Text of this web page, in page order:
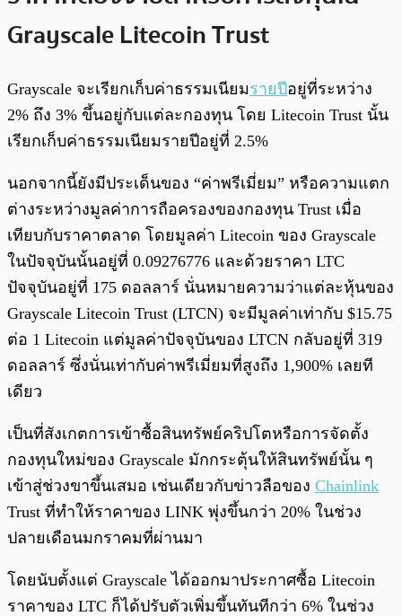
Grayscale Litecoin Trust
Grayscale จะเรียกเก็บค่าธรรมเนียมรายปีอยู่ที่ระหว่าง
2% ถึง 3% ขึ้นอยู่กับแต่ละกองทุน โดย Litecoin Trust นั้น
เรียกเก็บค่าธรรมเนียมรายปีอยู่ที่ 2.5%
นอกจากนี้ยังมีประเด็นของ “ค่าพรีเมี่ยม” หรือความแตก
ต่างระหว่างมูลค่าการถือครองของกองทุน Trust เมื่อ
เทียบกับราคาตลาด โดยมูลค่า Litecoin ของ Grayscale
ในปัจจุบันนั้นอยู่ที่ 0.09276776 และด้วยราคา LTC
ปัจจุบันอยู่ที่ 175 ดอลลาร์ นั่นหมายความว่าแต่ละหุ้นของ
Grayscale Litecoin Trust (LTCN) จะมีมูลค่าเท่ากับ $15.75
ต่อ 1 Litecoin แต่มูลค่าปัจจุบันของ LTCN กลับอยู่ที่ 319
ดอลลาร์ ซึ่งนั่นเท่ากับค่าพรีเมี่ยมที่สูงถึง 1,900% เลยที
เดียว
เป็นที่สังเกตการเข้าซื้อสินทรัพย์คริปโตหรือการจัดตั้ง
กองทุนใหม่ของ Grayscale มักกระตุ้นให้สินทรัพย์นั้น ๆ
เข้าสู่ช่วงขาขึ้นเสมอ เช่นเดียวกับข่าวลือของ Chainlink
Trust ที่ทำให้ราคาของ LINK พุ่งขึ้นกว่า 20% ในช่วง
ปลายเดือนมกราคมที่ผ่านมา
โดยนับตั้งแต่ Grayscale ได้ออกมาประกาศซื้อ Litecoin
ราคาของ LTC ก็ได้ปรับตัวเพิ่มขึ้นทันทีกว่า 6% ในช่วง